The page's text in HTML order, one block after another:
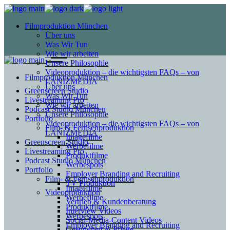
Filmproduktion München
Über uns
Was Wir Tun
Wie wir arbeiten
Unsere Philosophie
Videoproduktion – die wichtigsten FAQs – von
LANIZMEDIA
Greenscreen Studio
Livestreaming Pro
Podcast Studio München
Portfolio
Film- & Fernsehproduktion
Imagefilme
Werbefilme
Produktfilme
Werbespots
Employer Branding and Recruiting
TV Produktion
Videoproduktion
Vertrieb & Kundenberatung
Interview Videos
Social-Media-Content Videos
Filmproduktion München
Über uns
Was Wir Tun
Wie wir arbeiten
Unsere Philosophie
Videoproduktion – die wichtigsten FAQs – von
LANIZMEDIA
Greenscreen Studio
Livestreaming Pro
Podcast Studio München
Portfolio
Film- & Fernsehproduktion
Imagefilme
Werbefilme
Produktfilme
Werbespots
Employer Branding and Recruiting